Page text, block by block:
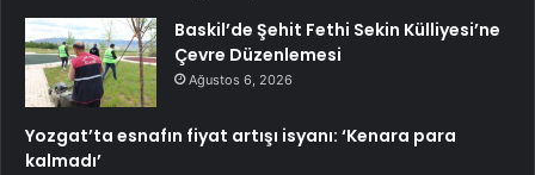
Baskil’de Şehit Fethi Sekin Külliyesi’ne
Çevre Düzenlemesi
Ağustos 6, 2026
Yozgat’ta esnafın fiyat artışı isyanı: ‘Kenara para
kalmadı’